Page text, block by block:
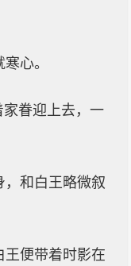
心。
家眷迎上去，一
，和白王略微叙
王便带着时影在